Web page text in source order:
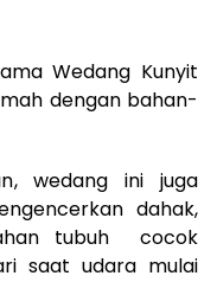
Wedang Kunyit
dengan bahan-
wedang ini juga
dahak,
tubuh cocok
saat udara mulai